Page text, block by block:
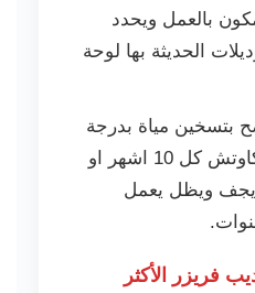
بالعمل ويحدد
الحديثة بها لوحة
بتسخين مياة بدرجة
الغليان ثم رش الكاوتش كل 10 اشهر او
يجف ويظل يعمل
فريزر الأكثر